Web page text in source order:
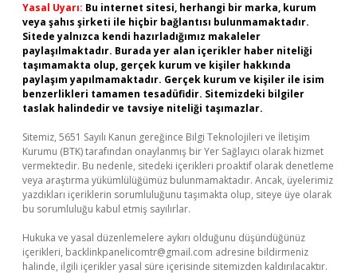
Yasal Uyarı: Bu internet sitesi, herhangi bir marka, kurum
veya şahıs şirketi ile hiçbir bağlantısı bulunmamaktadır.
Sitede yalnızca kendi hazırladığımız makaleler
paylaşılmaktadır. Burada yer alan içerikler haber niteliği
taşımamakta olup, gerçek kurum ve kişiler hakkında
paylaşım yapılmamaktadır. Gerçek kurum ve kişiler ile isim
benzerlikleri tamamen tesadüfidir. Sitemizdeki bilgiler
taslak halindedir ve tavsiye niteliği taşımazlar.
Sitemiz, 5651 Sayılı Kanun gereğince Bilgi Teknolojileri ve İletişim
Kurumu (BTK) tarafından onaylanmış bir Yer Sağlayıcı olarak hizmet
vermektedir. Bu nedenle, sitedeki içerikleri proaktif olarak denetleme
veya araştırma yükümlülüğümüz bulunmamaktadır. Ancak, üyelerimiz
yazdıkları içeriklerin sorumluluğunu taşımakta olup, siteye üye olarak
bu sorumluluğu kabul etmiş sayılırlar.
Hukuka ve yasal düzenlemelere aykırı olduğunu düşündüğünüz
içerikleri, backlinkpanelicomtr@gmail.com adresine bildirmeniz
halinde, ilgili içerikler yasal süre içerisinde sitemizden kaldırılacaktır.